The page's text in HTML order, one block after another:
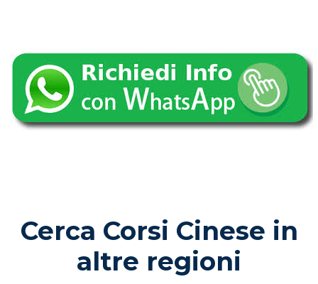
Cerca Corsi Cinese in
altre regioni